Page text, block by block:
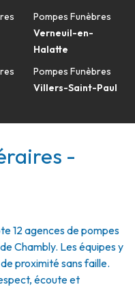
Pompes Funèbres
Verneuil-en-
Halatte
Pompes Funèbres
Villers-Saint-Paul
-
12 agences de pompes
Chambly. Les équipes y
proximité sans faille.
écoute et